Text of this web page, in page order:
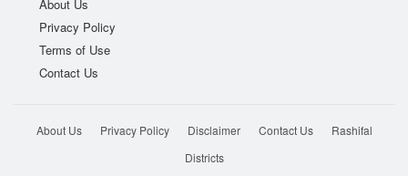
About Us
Privacy Policy
Terms of Use
Contact Us
About Us Privacy Policy Disclaimer Contact Us
Rashifal
Districts